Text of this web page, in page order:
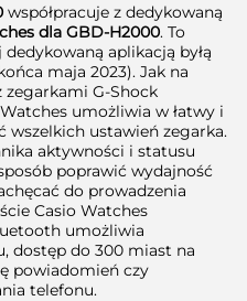
współpracuje z dedykowaną
dla GBD-H2000. To
aplikacją byłą
maja 2023). Jak na
zegarkami G-Shock
umożliwia w łatwy i
wszelkich ustawień zegarka.
aktywności i statusu
poprawić wydajność
do prowadzenia
Casio Watches
umożliwia
dostęp do 300 miast na
powiadomień czy
telefonu.